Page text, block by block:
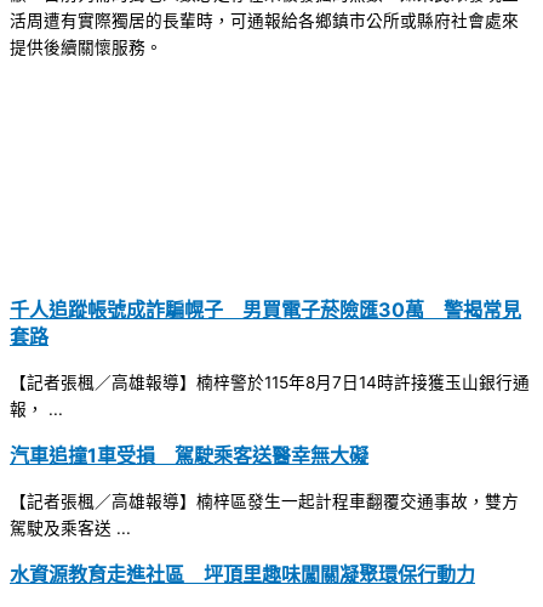
活周遭有實際獨居的長輩時，可通報給各鄉鎮市公所或縣府社會處來
提供後續關懷服務。
千人追蹤帳號成詐騙幌子 男買電子菸險匯30萬 警揭常見
套路
【記者張楓／高雄報導】楠梓警於115年8月7日14時許接獲玉山銀行通
報， ...
汽車追撞1車受損 駕駛乘客送醫幸無大礙
【記者張楓／高雄報導】楠梓區發生一起計程車翻覆交通事故，雙方
駕駛及乘客送 ...
水資源教育走進社區 坪頂里趣味闖關凝聚環保行動力